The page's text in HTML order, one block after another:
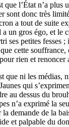
que l’État n’a plus
sont donc très
a tout de suite
un gros égo, et le
ses petites fesses
cette souffrance,
rien et renoncer
que ni les médias,
qui
au dessus du
n’a exprimé la
demande de la
et palpable du